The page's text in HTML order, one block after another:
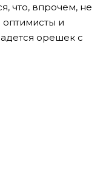
что, впрочем, не
оптимисты и
орешек с